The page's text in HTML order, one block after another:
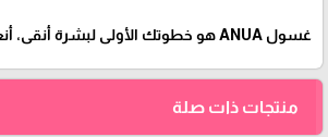
غسول ANUA هو خطوتك الأولى لبشرة أنقى، أنعم، وأهدأ كل يوم!
منتجات ذات صلة